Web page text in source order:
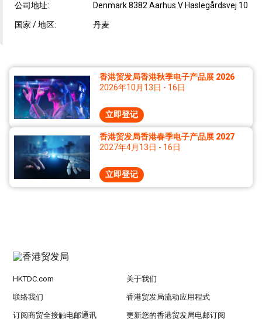
公司地址: Denmark 8382 Aarhus V Haslegårdsvej 10
国家 / 地区: 丹麦
香港贸发局香港秋季电子产品展 2026
2026年10月13日 - 16日
立即登记
香港贸发局香港春季电子产品展 2027
2027年4月13日 - 16日
立即登记
HKTDC.com 关于我们
联络我们 香港贸发局流动应用程式
订阅商贸全接触电邮通讯 更新您的香港贸发局电邮订阅